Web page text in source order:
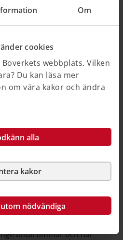
Om
cookies
webbplats. Vilken
Du kan läsa mer
om våra kakor och ändra
alla
kakor
nödvändiga
ska innehålla
namn och adress
till mervärdesskatt
till
och art, varornas mängd
eller utförandet av
ska betalas
där vi har fastpris i
man uppger hur många
eller månad).
antal timmar och när